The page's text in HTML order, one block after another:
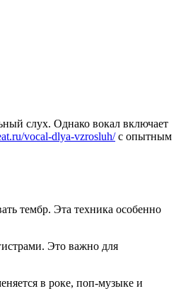
слух. Однако вокал включает
vocal-dlya-vzrosluh/с опытным
тембр. Эта техника особенно
Это важно для
в роке, поп-музыке и